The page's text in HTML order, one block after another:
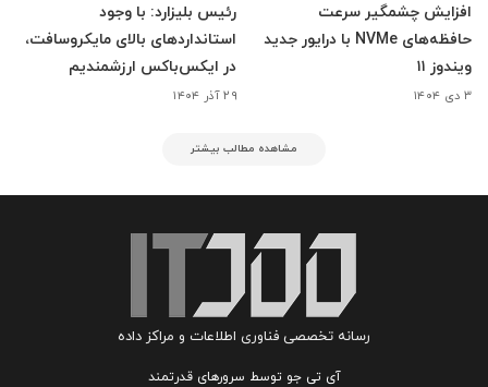
افزایش چشمگیر سرعت
حافظه‌های NVMe با درایور جدید
ویندوز ۱۱
۳ دی ۱۴۰۴
رئیس بلیزارد: با وجود
استانداردهای بالای مایکروسافت،
در ایکس‌باکس ارزشمندیم
۲۹ آذر ۱۴۰۴
مشاهده مطالب بیشتر
رسانه تخصصی فناوری اطلاعات و مراکز داده
آی تی جو توسط سرورهای قدرتمند